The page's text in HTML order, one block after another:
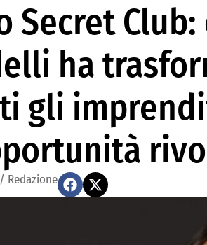
Secret
ha
gli
/ Redazione